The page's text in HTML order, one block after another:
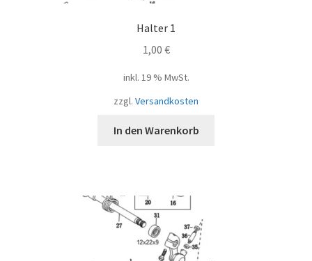
Halter 1
1,00 €
inkl. 19 % MwSt.
zzgl. Versandkosten
In den Warenkorb